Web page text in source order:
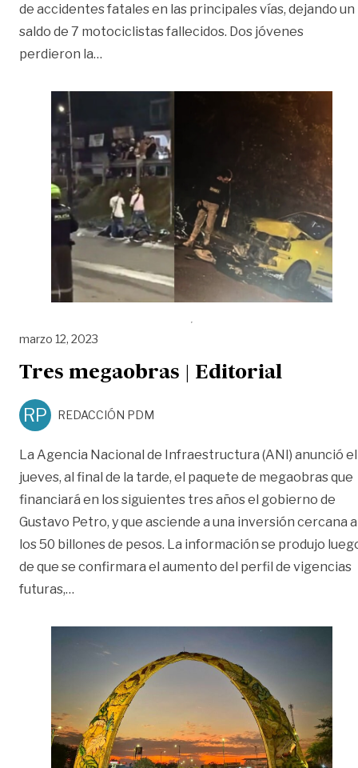
de accidentes fatales en las principales vías, dejando un
saldo de 7 motociclistas fallecidos. Dos jóvenes
perdieron la…
marzo 12, 2023
Tres megaobras | Editorial
RP REDACCIÓN PDM
La Agencia Nacional de Infraestructura (ANI) anunció el
jueves, al final de la tarde, el paquete de megaobras que
financiará en los siguientes tres años el gobierno de
Gustavo Petro, y que asciende a una inversión cercana a
los 50 billones de pesos. La información se produjo
de que se confirmara el aumento del perfil de vigencias
futuras,…